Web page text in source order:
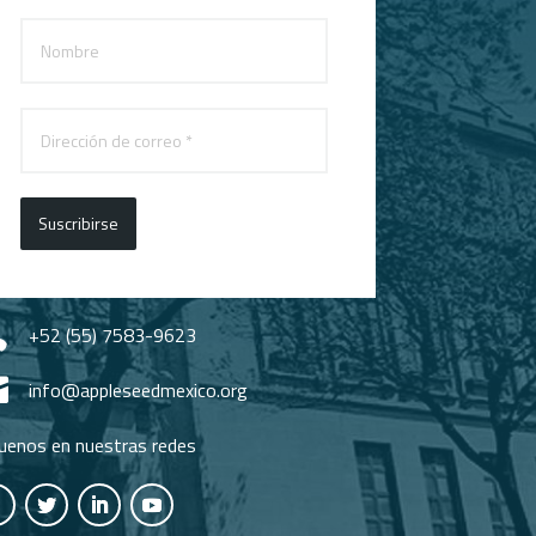
Suscribirse
+52 (55) 7583-9623
info@appleseedmexico.org
en nuestras redes